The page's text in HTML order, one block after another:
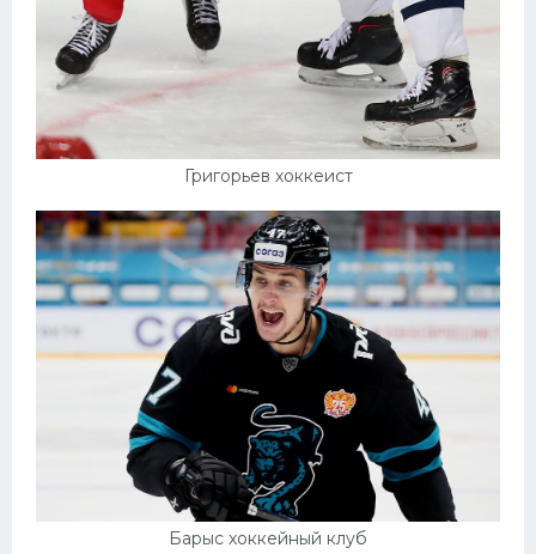
Григорьев хоккеист
Барыс хоккейный клуб